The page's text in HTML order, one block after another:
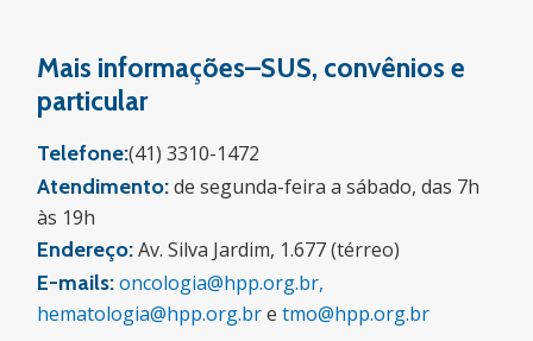
Mais informações–SUS, convênios e
particular
Telefone:(41) 3310-1472
Atendimento:de segunda-feira a sábado, das 7h
às 19h
Endereço:Av. Silva Jardim, 1.677 (térreo)
E-mails:oncologia@hpp.org.br,
hematologia@hpp.org.bretmo@hpp.org.br